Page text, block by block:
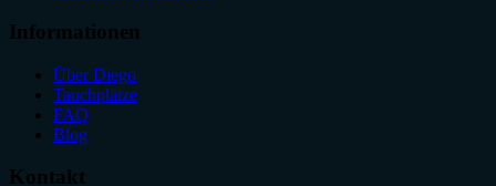
Informationen
Über Diego
Tauchplätze
FAQ
Blog
Kontakt